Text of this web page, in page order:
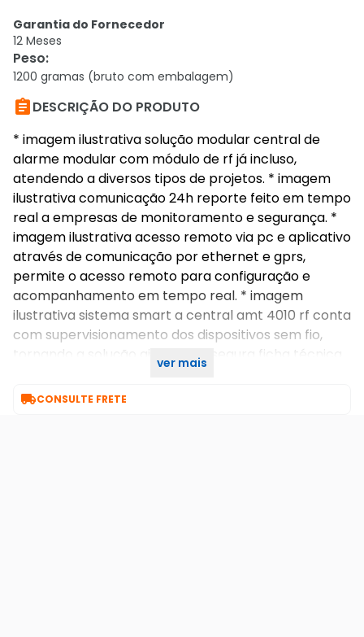
Garantia do Fornecedor
12 Meses
Peso:
1200 gramas (bruto com embalagem)
DESCRIÇÃO DO PRODUTO
* imagem ilustrativa solução modular central de
alarme modular com módulo de rf já incluso,
atendendo a diversos tipos de projetos. * imagem
ilustrativa comunicação 24h reporte feito em tempo
real a empresas de monitoramento e segurança. *
imagem ilustrativa acesso remoto via pc e aplicativo
através de comunicação por ethernet e gprs,
permite o acesso remoto para configuração e
acompanhamento em tempo real. * imagem
ilustrativa sistema smart a central amt 4010 rf conta
com supervisionamento dos dispositivos sem fio,
tornando a solução ainda mais segura ficha técnica
ver mais
CONSULTE FRETE